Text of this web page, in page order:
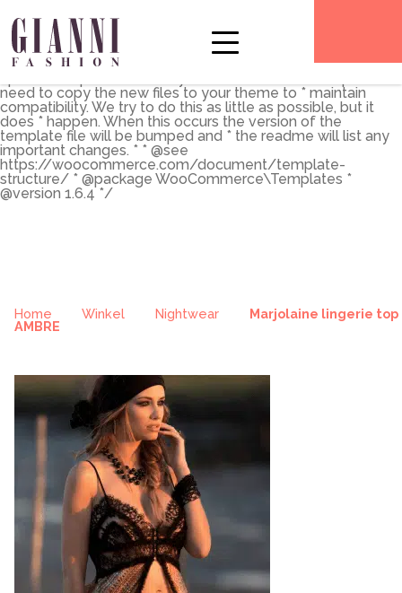
the main shop page which is a post type archive * * This
template can be overridden by copying it to
yourtheme/woocommerce/archive-product.php. * *
HOWEVER, on occasion WooCommerce will need to
need to copy the new files to your theme to * maintain
compatibility. We try to do this as little as possible, but it
does * happen. When this occurs the version of the
template file will be bumped and * the readme will list any
important changes. * * @see
https://woocommerce.com/document/template-
structure/ * @package WooCommerce\Templates *
@version 1.6.4 */
Home Winkel Nightwear
Marjolaine lingerie top
AMBRE